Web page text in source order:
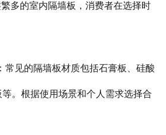
多的室内隔墙板，消费者在选择时
常见的隔墙板材质包括石膏板、硅酸
。根据使用场景和个人需求选择合